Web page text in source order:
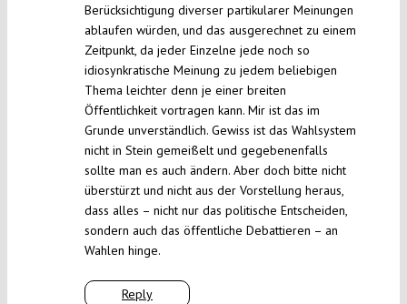
Reply
Berücksichtigung diverser partikularer Meinungen
ablaufen würden, und das ausgerechnet zu einem
Zeitpunkt, da jeder Einzelne jede noch so
idiosynkratische Meinung zu jedem beliebigen
Thema leichter denn je einer breiten
Öffentlichkeit vortragen kann. Mir ist das im
Grunde unverständlich. Gewiss ist das Wahlsystem
nicht in Stein gemeißelt und gegebenenfalls
sollte man es auch ändern. Aber doch bitte nicht
überstürzt und nicht aus der Vorstellung heraus,
dass alles – nicht nur das politische Entscheiden,
sondern auch das öffentliche Debattieren – an
Wahlen hinge.